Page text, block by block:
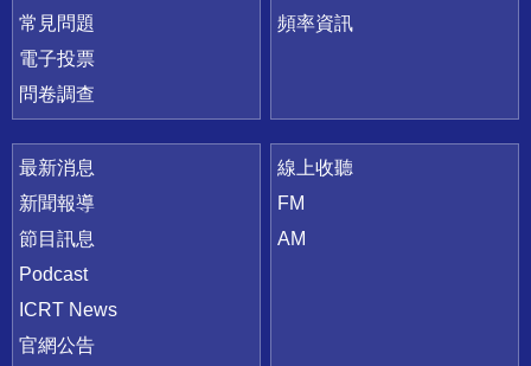
常見問題
電子投票
問卷調查
頻率資訊
最新消息
新聞報導
節目訊息
Podcast
ICRT News
官網公告
線上收聽
FM
AM